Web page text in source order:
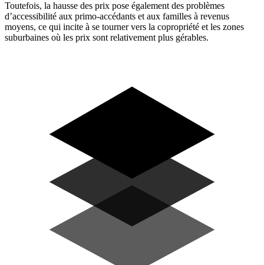
Toutefois, la hausse des prix pose également des problèmes
d’accessibilité aux primo-accédants et aux familles à revenus
moyens, ce qui incite à se tourner vers la copropriété et les zones
suburbaines où les prix sont relativement plus gérables.